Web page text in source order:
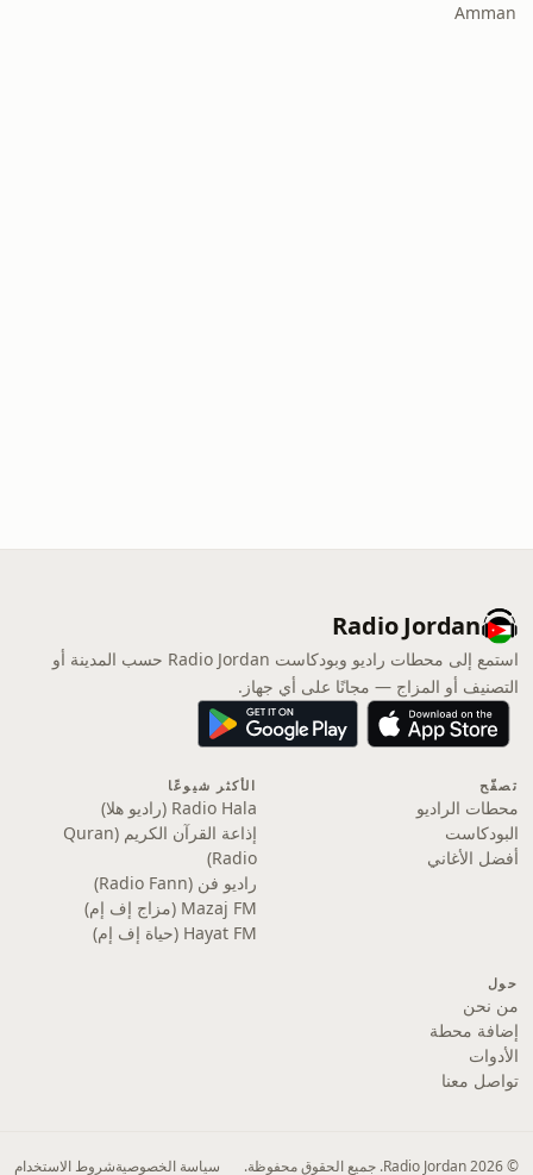
Amman
Radio Jordan
استمع إلى محطات راديو وبودكاست Radio Jordan حسب المدينة أو
التصنيف أو المزاج — مجانًا على أي جهاز.
تصفّح
محطات الراديو
البودكاست
أفضل الأغاني
الأكثر شيوعًا
Radio Hala (راديو هلا)
إذاعة القرآن الكريم (Quran
Radio)
راديو فن (Radio Fann)
Mazaj FM (مزاج إف إم)
Hayat FM (حياة إف إم)
حول
من نحن
إضافة محطة
الأدوات
تواصل معنا
© 2026 Radio Jordan. جميع الحقوق محفوظة. سياسة الخصوصيةشروط الاستخدام